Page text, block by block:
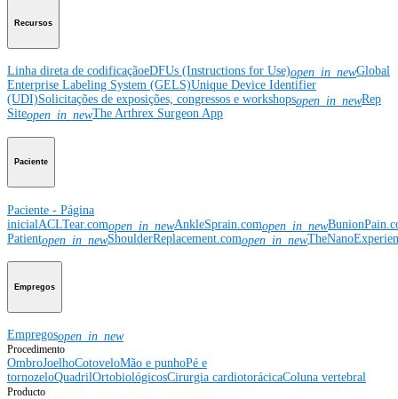
Recursos
Linha direta de codificaçãoeDFUs (Instructions for Use)open_in_newGlobal
Enterprise Labeling System (GELS)Unique Device Identifier
(UDI)Solicitações de exposições, congressos e workshopsopen_in_newRep
Siteopen_in_newThe Arthrex Surgeon App
Paciente
Paciente - Página
inicialACLTear.comopen_in_newAnkleSprain.comopen_in_new
Patientopen_in_newShoulderReplacement.comopen_in_new
Empregos
Empregosopen_in_new
Procedimento
OmbroJoelhoCotoveloMão e punhoPé e
tornozeloQuadrilOrtobiológicosCirurgia cardiotorácicaColuna vertebral
Producto